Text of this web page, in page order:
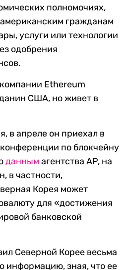
полномочиях,
гражданам
услуги или технологии
одобрения
Ethereum
США, но живет в
в апреле он приехал в
по блокчейну
данным агентства AP, на
в частности,
Корея может
для «достижения
банковской
Северной Корее весьма
информацию, зная, что ее